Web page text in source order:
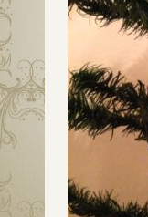
krater
van
dun
geblazen
glas
in